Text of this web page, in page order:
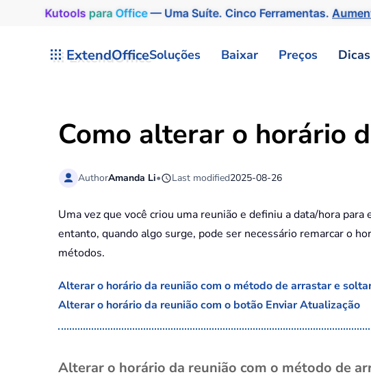
Kutools para Office— Uma Suíte. Cinco Ferramentas.
ExtendOfficeSoluções Baixar Preços
Como alterar o horário
AuthorAmanda Li• Last modified2025-08-26
Uma vez que você criou uma reunião e definiu a data/hora
entanto, quando algo surge, pode ser necessário remarcar o
métodos.
Alterar o horário da reunião com o método de arrastar e
Alterar o horário da reunião com o botão Enviar Atualização
Alterar o horário da reunião com o método de